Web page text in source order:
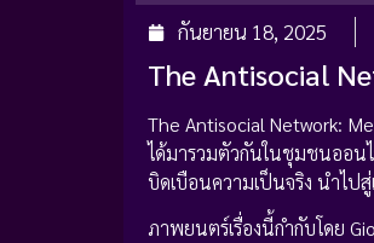
กันยายน 18, 2025
The Antisocial
The Antisocial Network:
ได้มารวมตัวกันในชุมชนออน
บิดเบือนความเป็นจริง นำไป
ภาพยนตร์เรื่องนี้กำกับโดย